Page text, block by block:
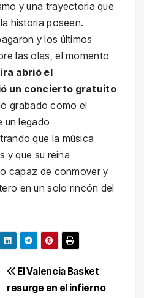
y una trayectoria que
historia poseen.
y los últimos
las olas, el momento
abrió el
un concierto gratuito
grabado como el
un legado
que la música
y que su reina
capaz de conmover y
en un solo rincón del
El Valencia Basket
resurge en el infierno